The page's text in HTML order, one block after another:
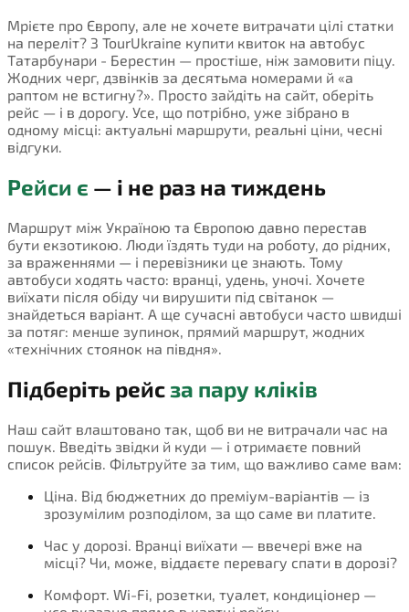
Мрієте про Європу, але не хочете витрачати цілі статки
на переліт? З TourUkraine купити квиток на автобус
Татарбунари - Берестин — простіше, ніж замовити піцу.
Жодних черг, дзвінків за десятьма номерами й «а
раптом не встигну?». Просто зайдіть на сайт, оберіть
рейс — і в дорогу. Усе, що потрібно, уже зібрано в
одному місці: актуальні маршрути, реальні ціни, чесні
відгуки.
Рейси є — і не раз на тиждень
Маршрут між Україною та Європою давно перестав
бути екзотикою. Люди їздять туди на роботу, до рідних,
за враженнями — і перевізники це знають. Тому
автобуси ходять часто: вранці, удень, уночі. Хочете
виїхати після обіду чи вирушити під світанок —
знайдеться варіант. А ще сучасні автобуси часто швидші
за потяг: менше зупинок, прямий маршрут, жодних
«технічних стоянок на півдня».
Підберіть рейсза пару кліків
Наш сайт влаштовано так, щоб ви не витрачали час на
пошук. Введіть звідки й куди — і отримаєте повний
список рейсів. Фільтруйте за тим, що важливо саме вам:
Ціна. Від бюджетних до преміум-варіантів — із
зрозумілим розподілом, за що саме ви платите.
Час у дорозі. Вранці виїхати — ввечері вже на
місці? Чи, може, віддаєте перевагу спати в дорозі?
Комфорт. Wi-Fi, розетки, туалет, кондиціонер —